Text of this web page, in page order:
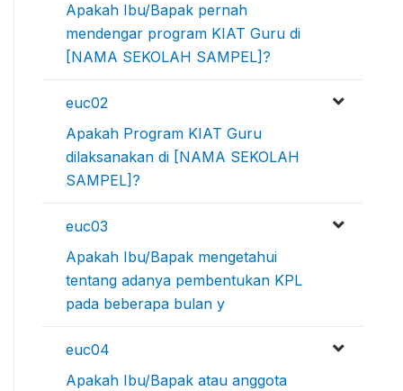
Apakah Ibu/Bapak pernah
mendengar program KIAT Guru di
[NAMA SEKOLAH SAMPEL]?
euc02
Apakah Program KIAT Guru
dilaksanakan di [NAMA SEKOLAH
SAMPEL]?
euc03
Apakah Ibu/Bapak mengetahui
tentang adanya pembentukan KPL
pada beberapa bulan y
euc04
Apakah Ibu/Bapak atau anggota